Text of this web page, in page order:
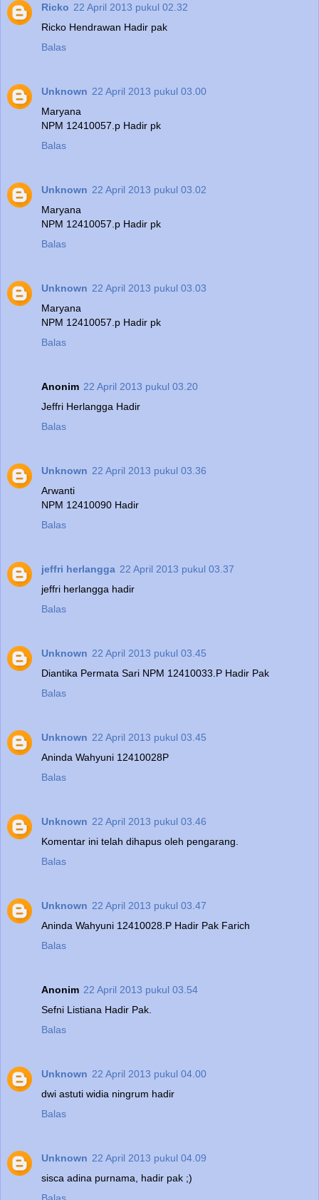
Ricko 22 April 2013 pukul 02.32
Ricko Hendrawan Hadir pak
Balas
Unknown 22 April 2013 pukul 03.00
Maryana
NPM 12410057.p Hadir pk
Balas
Unknown 22 April 2013 pukul 03.02
Maryana
NPM 12410057.p Hadir pk
Balas
Unknown 22 April 2013 pukul 03.03
Maryana
NPM 12410057.p Hadir pk
Balas
Anonim 22 April 2013 pukul 03.20
Jeffri Herlangga Hadir
Balas
Unknown 22 April 2013 pukul 03.36
Arwanti
NPM 12410090 Hadir
Balas
jeffri herlangga 22 April 2013 pukul 03.37
jeffri herlangga hadir
Balas
Unknown 22 April 2013 pukul 03.45
Diantika Permata Sari NPM 12410033.P Hadir Pak
Balas
Unknown 22 April 2013 pukul 03.45
Aninda Wahyuni 12410028P
Balas
Unknown 22 April 2013 pukul 03.46
Komentar ini telah dihapus oleh pengarang.
Balas
Unknown 22 April 2013 pukul 03.47
Aninda Wahyuni 12410028.P Hadir Pak Farich
Balas
Anonim 22 April 2013 pukul 03.54
Sefni Listiana Hadir Pak.
Balas
Unknown 22 April 2013 pukul 04.00
dwi astuti widia ningrum hadir
Balas
Unknown 22 April 2013 pukul 04.09
sisca adina purnama, hadir pak ;)
Balas